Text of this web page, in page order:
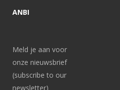
ANBI
Meld je aan voor
onze nieuwsbrief
(subscribe to our
newsletter)